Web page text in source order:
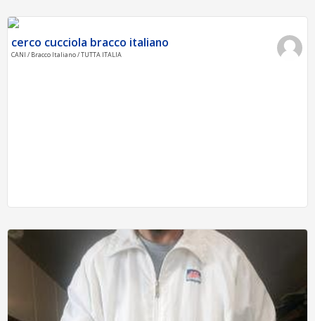
cerco cucciola bracco italiano
CANI / Bracco Italiano / TUTTA ITALIA